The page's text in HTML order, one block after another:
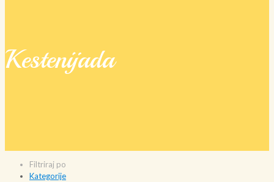
Kestenijada
Filtriraj po
Kategorije